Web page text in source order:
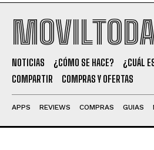
NOTICIAS ¿CÓMO SE HACE?
¿CUÁL
COMPARTIR
COMPRAS Y OFERTAS
APPS REVIEWS COMPRAS GUIAS